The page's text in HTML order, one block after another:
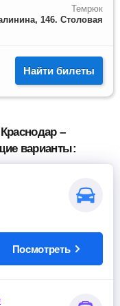
Темрюк
146. Столовая
Найти билеты
–
варианты:
Посмотреть